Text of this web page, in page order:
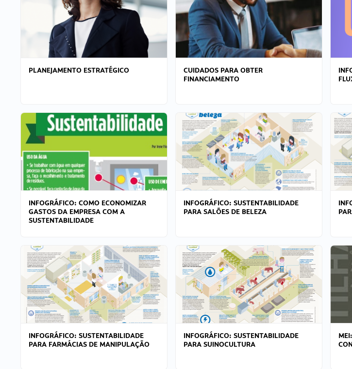
PLANEJAMENTO ESTRATÉGICO
CUIDADOS PARA OBTER
FINANCIAMENTO
INFOGRÁFICO: COMO ECONOMIZAR
GASTOS DA EMPRESA COM A
SUSTENTABILIDADE
INFOGRÁFICO: SUSTENTABILIDADE
PARA SALÕES DE BELEZA
INFOGRÁFICO: SUSTENTABILIDADE
PARA FARMÁCIAS DE MANIPULAÇÃO
INFOGRÁFICO: SUSTENTABILIDADE
PARA SUINOCULTURA